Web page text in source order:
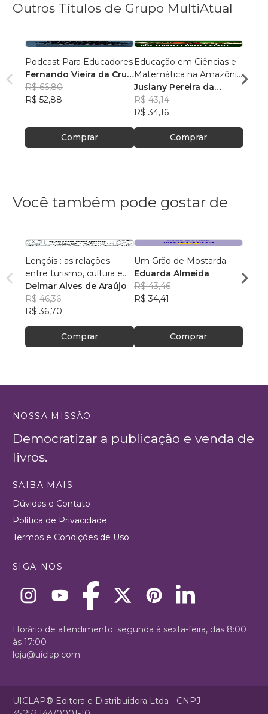
Outros Títulos de Grupo MultiAtual
Podcast Para Educadores
Fernando Vieira da Cruz
(Fernandinho Cruz)
R$ 66,80
R$ 52,88
Comprar
Educação em Ciências e
Matemática na Amazônia
Legal: Pesquisas e
Práticas Pedagógicas
Jusiany Pereira da
Cunha dos Santos
R$ 43,14
R$ 34,16
Comprar
Érica
Você também pode gostar de
Lençóis : as relações
entre turismo, cultura e
ambiente
Delmar Alves de Araújo
R$ 46,36
R$ 36,70
Comprar
Um Grão de Mostarda
Eduarda Almeida
R$ 43,46
R$ 34,41
Comprar
Aulas
NOSSA MISSÃO
Democratizar a publicação e venda de
livros.
SAIBA MAIS
Dúvidas e Contato
Política de Privacidade
Termos e Condições de Uso
SIGA-NOS
Horário de atendimento: segunda à sexta-feira, das 8:00
às 17:00
loja@uiclap.com
UICLAP® Editora e Distribuidora Ltda - CNPJ